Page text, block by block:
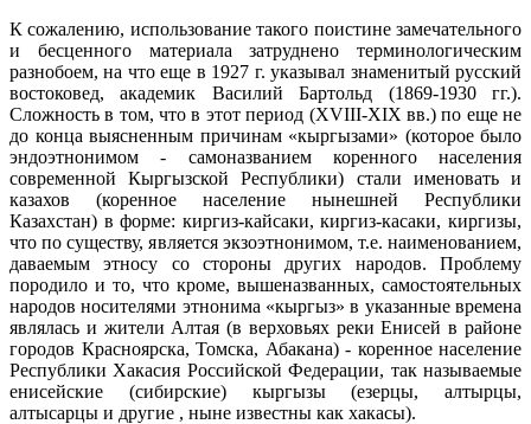
К сожалению, использование такого поистине замечательного
и бесценного материала затруднено терминологическим
разнобоем, на что еще в 1927 г. указывал знаменитый русский
востоковед, академик Василий Бартольд (1869-1930 гг.).
Сложность в том, что в этот период (XVIII-XIX вв.) по еще не
до конца выясненным причинам «кыргызами» (которое было
эндоэтнонимом - самоназванием коренного населения
современной Кыргызской Республики) стали именовать и
казахов (коренное население нынешней Республики
Казахстан) в форме: киргиз-кайсаки, киргиз-касаки, киргизы,
что по существу, является экзоэтнонимом, т.е. наименованием,
даваемым этносу со стороны других народов. Проблему
породило и то, что кроме, вышеназванных, самостоятельных
народов носителями этнонима «кыргыз» в указанные времена
являлась и жители Алтая (в верховьях реки Енисей в районе
городов Красноярска, Томска, Абакана) - коренное население
Республики Хакасия Российской Федерации, так называемые
енисейские (сибирские) кыргызы (езерцы, алтырцы,
алтысарцы и другие , ныне известны как хакасы).